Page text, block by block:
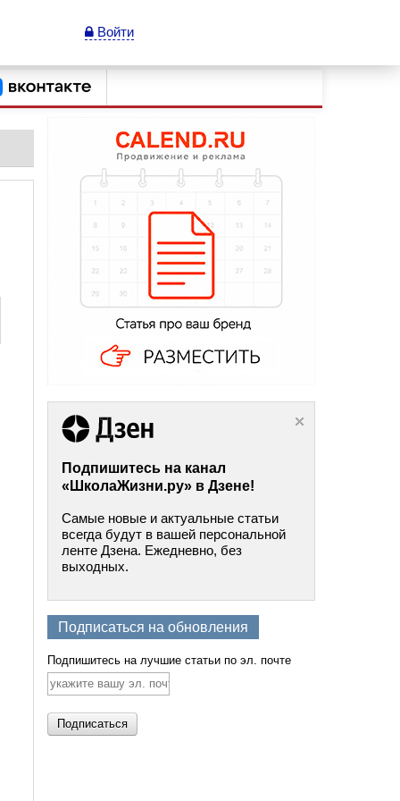
Войти
Подпишитесь на канал
«ШколаЖизни.ру» в Дзене!
Самые новые и актуальные статьи
всегда будут в вашей персональной
ленте Дзена. Ежедневно, без
выходных.
Подписаться на обновления
Подпишитесь на лучшие статьи по эл. почте